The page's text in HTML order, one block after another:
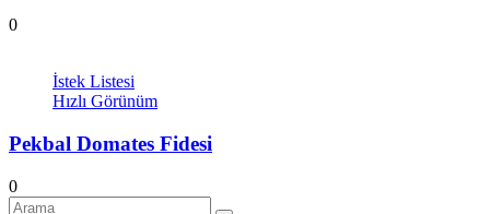
0
İstek Listesi
Hızlı Görünüm
Pekbal Domates Fidesi
0